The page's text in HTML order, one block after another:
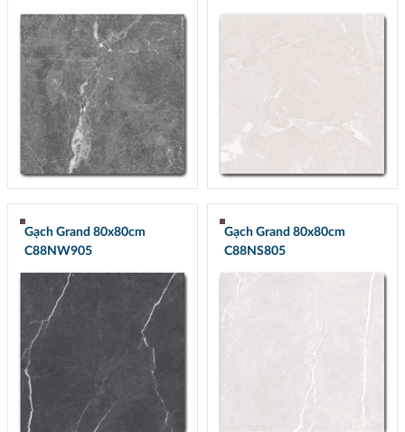
Gạch Grand 80x80cm
C88NW905
Gạch Grand 80x80cm
C88NS805